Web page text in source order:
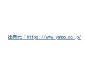
出典元：https://www.yahoo.co.jp/